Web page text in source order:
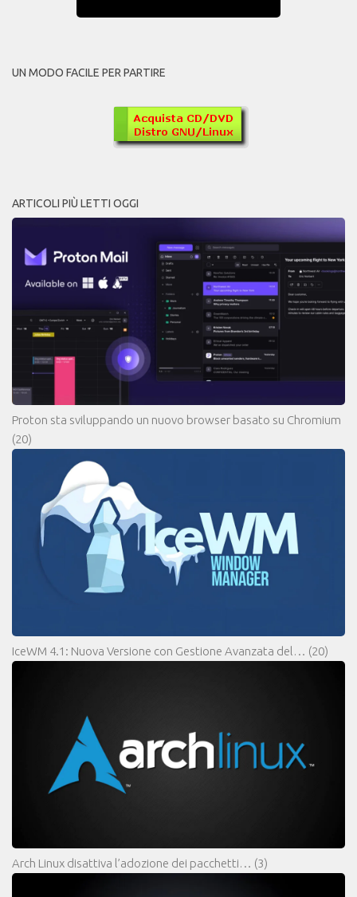
UN MODO FACILE PER PARTIRE
ARTICOLI PIÙ LETTI OGGI
Proton sta sviluppando un nuovo browser basato su Chromium
(20)
IceWM 4.1: Nuova Versione con Gestione Avanzata del… (20)
Arch Linux disattiva l’adozione dei pacchetti… (3)